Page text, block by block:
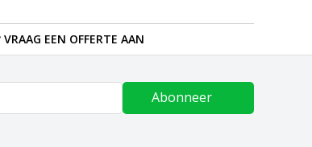
EEN OFFERTE AAN
Abonneer